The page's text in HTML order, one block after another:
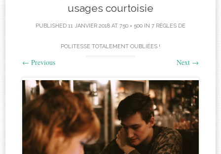
usages courtoisie
PUBLISHED 11 JANVIER 2018 AT 750 × 500 IN 7 RÈGLES DE
POLITESSE TOTALEMENT OUBLIÉES !
← Previous Next →